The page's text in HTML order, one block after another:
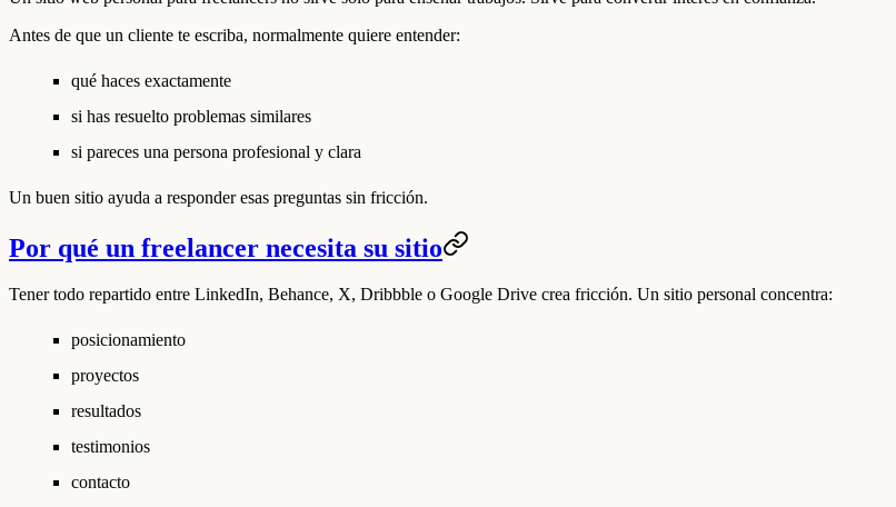
Antes de que un cliente te escriba, normalmente quiere entender:
qué haces exactamente
si has resuelto problemas similares
si pareces una persona profesional y clara
Un buen sitio ayuda a responder esas preguntas sin fricción.
Por qué un freelancer necesita su sitio
Tener todo repartido entre LinkedIn, Behance, X, Dribbble o Google Drive crea fricción. Un sitio personal concentra:
posicionamiento
proyectos
resultados
testimonios
contacto